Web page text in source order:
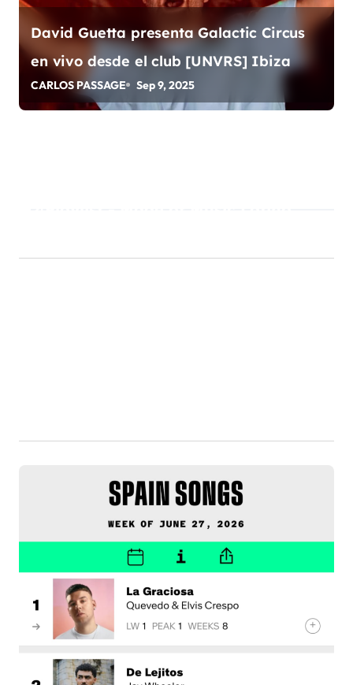
David Guetta presenta Galactic Circus
en vivo desde el club [UNVRS] Ibiza
CARLOS PASSAGE Sep 9, 2025